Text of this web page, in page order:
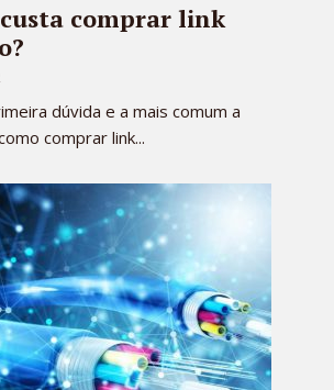
comprar link
dúvida e a mais comum a
comprar link...